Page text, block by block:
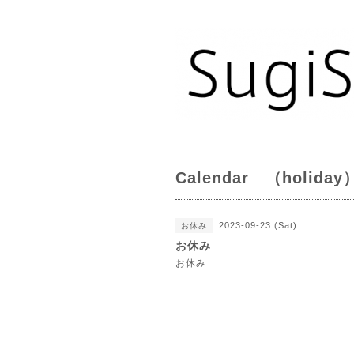
Calendar （holiday
お休み 2023-09-23 (Sat)
お休み
お休み